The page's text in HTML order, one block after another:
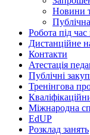
Новини
Робота під
Дистанційне
Контакти
Атестація
Публічні
Тренінгова
Міжнародна
EdUР
Розклад занять